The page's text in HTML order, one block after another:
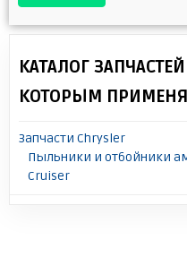
КАТАЛОГ
КОТОРЫМ
Запчасти Chrysler
Пыльники и отбойники
Cruiser